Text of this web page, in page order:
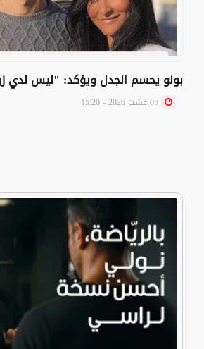
بونو يحسم الجدل ويؤكد: "ليس لدي